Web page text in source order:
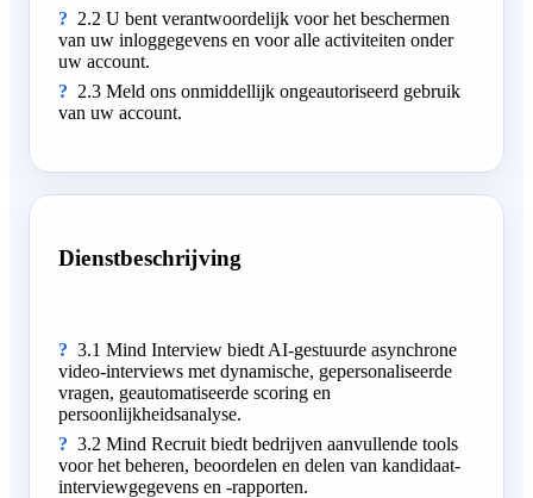
2.2 U bent verantwoordelijk voor het beschermen
van uw inloggegevens en voor alle activiteiten onder
uw account.
2.3 Meld ons onmiddellijk ongeautoriseerd gebruik
van uw account.
Dienstbeschrijving
3.1 Mind Interview biedt AI-gestuurde asynchrone
video-interviews met dynamische, gepersonaliseerde
vragen, geautomatiseerde scoring en
persoonlijkheidsanalyse.
3.2 Mind Recruit biedt bedrijven aanvullende tools
voor het beheren, beoordelen en delen van kandidaat-
interviewgegevens en -rapporten.